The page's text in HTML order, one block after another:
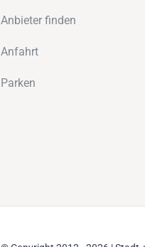
Anbieter finden
Anfahrt
Parken